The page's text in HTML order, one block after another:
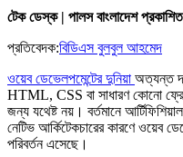
টেক ডেস্ক | পালস বাংলাদেশ
প্রতিবেদক:বিডিএস বুলবুল আহমেদ
ওয়েব ডেভেলপমেন্টের দুনিয়া অত্যন্ত
HTML, CSS বা সাধারণ কোনো
জন্য যথেষ্ট নয়। বর্তমানে
নেটিভ আর্কিটেকচারের কারণে ওয়েব
পরিবর্তন এসেছে।